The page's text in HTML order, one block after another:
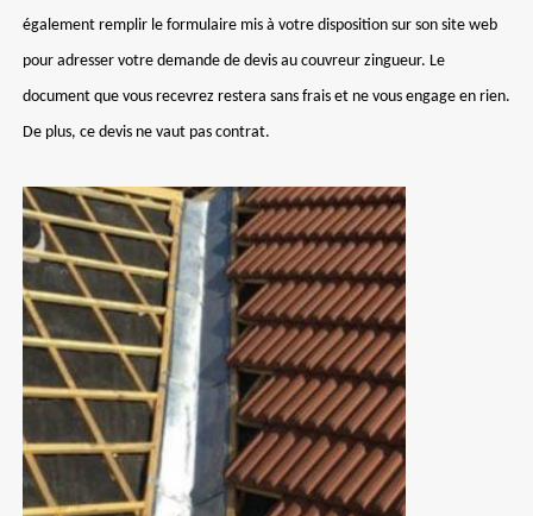
également remplir le formulaire mis à votre disposition sur son site web
pour adresser votre demande de devis au couvreur zingueur. Le
document que vous recevrez restera sans frais et ne vous engage en rien.
De plus, ce devis ne vaut pas contrat.